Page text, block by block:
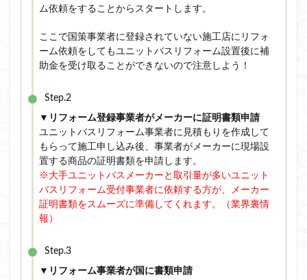
ム依頼をすることからスタートします。
ここで国策事業者に登録されていない施工店にリフォ
ーム依頼をしてもユニットバスリフォーム設置後に補
助金を受け取ることができないので注意しよう！
Step.2
▼リフォーム登録事業者がメーカーに証明書類申請
ユニットバスリフォーム事業者に見積もりを作成して
もらって施工申し込み後、事業者がメーカーに現場設
置する商品の証明書類を申請します。
※大手ユニットバスメーカーと取引量が多いユニット
バスリフォーム受付事業者に依頼する方が、メーカー
証明書類をスムーズに準備してくれます。（業界裏情
報）
Step.3
▼リフォーム事業者が国に書類申請